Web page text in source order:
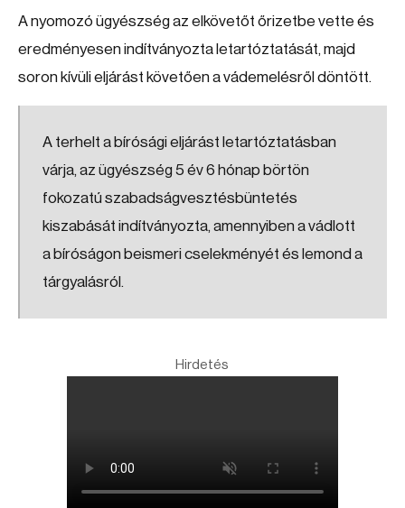
A nyomozó ügyészség az elkövetőt őrizetbe vette és
eredményesen indítványozta letartóztatását, majd
soron kívüli eljárást követően a vádemelésről döntött.
A terhelt a bírósági eljárást letartóztatásban
várja, az ügyészség 5 év 6 hónap börtön
fokozatú szabadságvesztésbüntetés
kiszabását indítványozta, amennyiben a vádlott
a bíróságon beismeri cselekményét és lemond a
tárgyalásról.
Hirdetés